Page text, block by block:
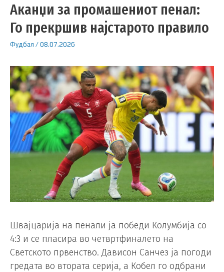
Аканџи за промашениот пенал:
Го прекршив најстарото правило
Фудбал /08.07.2026
Швајцарија на пенали ја победи Колумбија со
4:3 и се пласира во четвртфиналето на
Светското првенство. Дависон Санчез ја погоди
гредата во втората серија, а Кобел го одбрани